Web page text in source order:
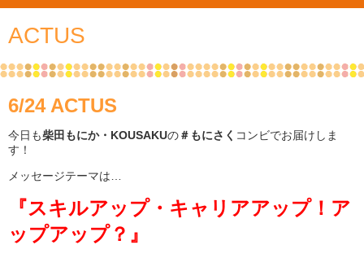
ACTUS
6/24 ACTUS
今日も柴田もにか・KOUSAKUの＃もにさく コンビでお届けしま
す！
メッセージテーマは…
『スキルアップ・キャリアアップ！ア
ップアップ？』